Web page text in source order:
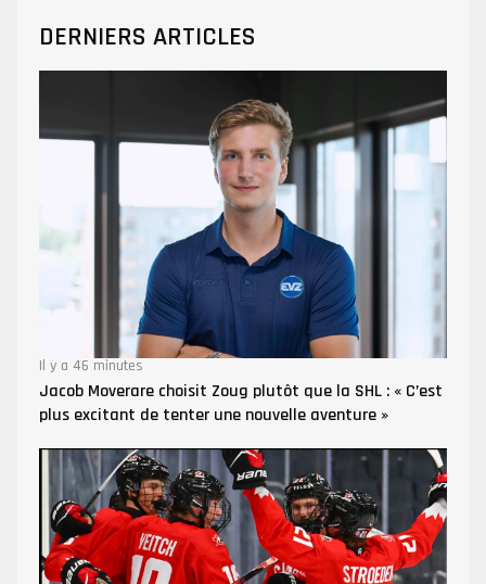
DERNIERS ARTICLES
Il y a 46 minutes
Jacob Moverare choisit Zoug plutôt que la SHL : « C’est
plus excitant de tenter une nouvelle aventure »